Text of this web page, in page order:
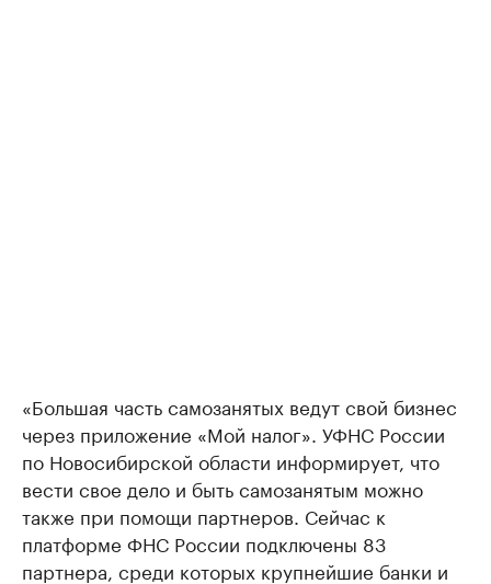
«Большая часть самозанятых ведут свой бизнес
через приложение «Мой налог». УФНС России
по Новосибирской области информирует, что
вести свое дело и быть самозанятым можно
также при помощи партнеров. Сейчас к
платформе ФНС России подключены 83
партнера, среди которых крупнейшие банки и